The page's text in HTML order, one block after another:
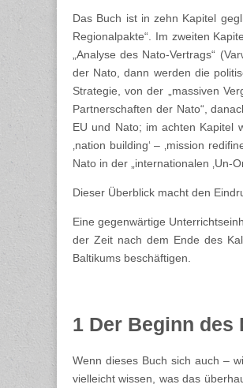
Das Buch ist in zehn Kapitel
Regionalpakte“. Im zweiten
„Analyse des Nato-Vertrags“
der Nato, dann werden die
Strategie, von der „massiven
Partnerschaften der Nato“,
EU und Nato; im achten Kapitel
‚nation building‘ – ‚mission
Nato in der „internationalen ‚Un-
Dieser Überblick macht den
Eine gegenwärtige
der Zeit nach dem Ende des
Baltikums beschäftigen.
1 Der Beginn des
Wenn dieses Buch sich auch –
vielleicht wissen, was das